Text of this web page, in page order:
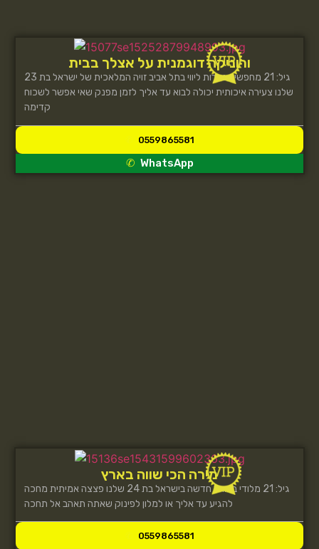
ורוניקה דוגמנית על אצלך בבית
גיל: 21 מחפשים נערות ליווי בתל אביב זויה המלאכית של ישראל בת 23
שלנו צעירה איכותית יכולה לבוא עד אליך לזמן מפנק שאי אפשר לשכוח
קדימה
0559865581
WhatsApp
מירה הכי שווה בארץ
גיל: 21 מלודי בחורה חדשה בישראל בת 24 שלנו פצצה אמיתית מחכה
להגיע עד אליך או למלון לפינוק שאתה תאהב אל תחכה
0559865581